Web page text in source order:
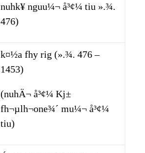
nuhk¥ nguu¼¬ å³¢¼ tiu ».¾.
476)
k¤½a fhy rig (».¾. 476 –
1453)
(nuhÄ¬ å³¢¼ Kj±
fh¬µlh¬one¾´ mu¼¬ å³¢¼
tiu)